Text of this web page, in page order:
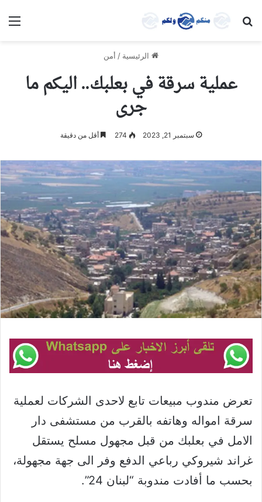
بحث عن
الرئيسية / أمن
عملية سرقة في بعلبك.. اليكم ما
جرى
سبتمبر 21, 2023 274 أقل من دقيقة
تعرض مندوب مبيعات تابع لاحدى الشركات لعملية
سرقة امواله وهاتفه بالقرب من مستشفى دار
الامل في بعلبك من قبل مجهول مسلح يستقل
غراند شيروكي رباعي الدفع وفر الى جهة مجهولة،
بحسب ما أفادت مندوبة “لبنان 24”.